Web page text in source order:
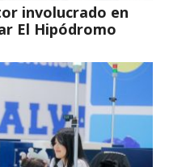
involucrado en
El Hipódromo